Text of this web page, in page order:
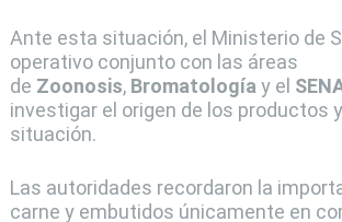
Ante esta situación, el Ministerio de
operativo conjunto con las áreas
de Zoonosis, Bromatología y el
investigar el origen de los productos
situación.
Las autoridades recordaron la
carne y embutidos únicamente en